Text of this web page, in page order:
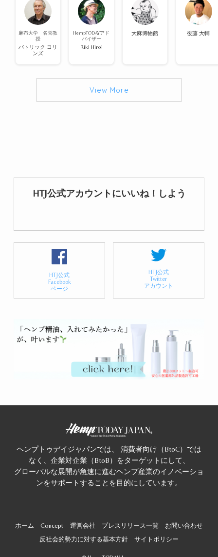
麻布大学 名誉教
授
パトリック コリ
ンズ
HempTODAYアド
バイザー
Riki Hiroi
大麻博物館 後藤 大輔
View More
HTJ公式アカウントにいいね！しよう
HTJ公式
Facebook
ページ
HTJ公式
Twitter
アカウント
ヘンプトゥデイジャパンでは、 消費者向け（BtoC）では
なく、企業対企業（BtoB）をターゲットにして、
グローバルな展開が急速に進むヘンプ産業のイノベーショ
ンをサポートすることを目的にしています。
ホーム Concept 運営会社 プレスリリース一覧
お問い合わせ
反社会的勢力に対する基本方針
サイトポリシー